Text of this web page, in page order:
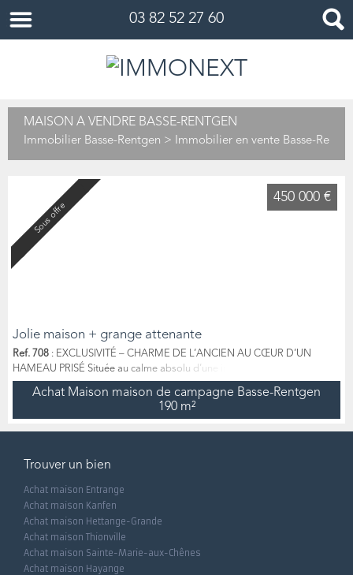
03 82 52 27 60
MAISON À VENDRE BASSE-RENTGEN
Immobilier Basse-Rentgen > Immobilier en vente Basse-
Sous offre
Jolie maison + grange attenante
Ref. 708 : EXCLUSIVITÉ – CHARME DE L’ANCIEN AU CŒUR D’UN
HAMEAU PRISÉ Située au calme absolu d’une impasse au sein du
charmant hameau de Basse Rentgen (commune de Basse-Rentgen),
découvrez cette authentique maison de village pleine de caractère,
accompagnée de sa vaste grange attenante. Édifiée sur un terrain de
Achat Maison maison de campagne Basse-Rentgen
190 m²
450 000 €
Trouver un bien
Achat maison Entrange
Achat maison Kanfen
Achat maison Hettange-Grande
Achat maison Thionville
Achat maison Sainte-Marie-aux-Chênes
Achat maison Hayange